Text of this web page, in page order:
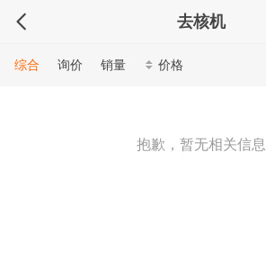
去核机
综合 询价 销量 价格
抱歉，暂无相关信息